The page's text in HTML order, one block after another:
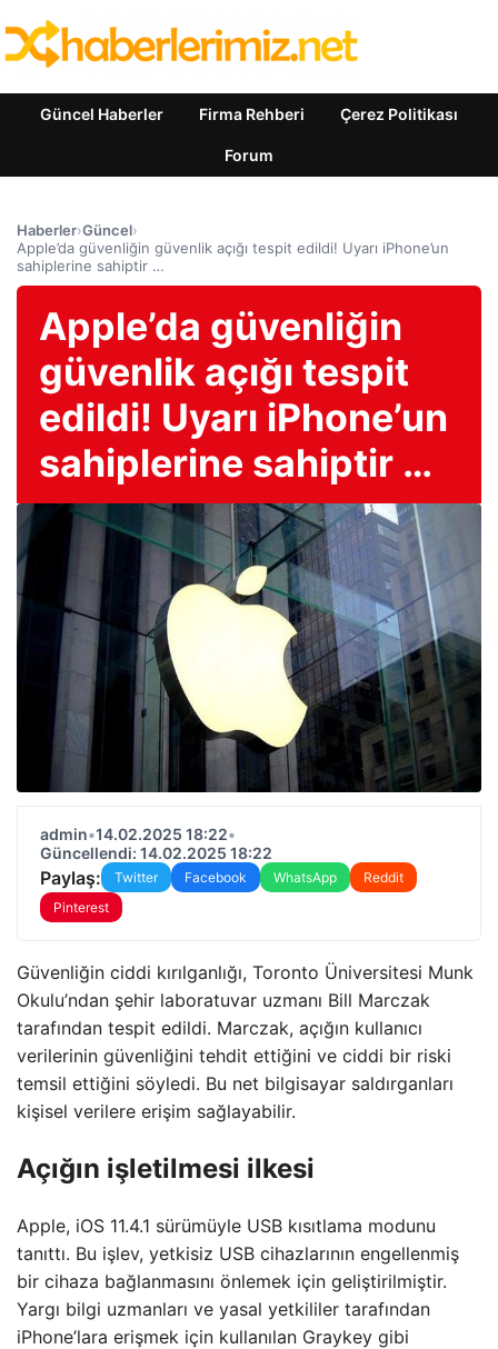
Güncel Haberler Firma Rehberi Çerez Politikası
Forum
Haberler›Güncel›
Apple’da güvenliğin güvenlik açığı tespit edildi! Uyarı iPhone’un
sahiplerine sahiptir …
Apple’da güvenliğin
güvenlik açığı tespit
edildi! Uyarı iPhone’un
sahiplerine sahiptir …
admin•14.02.2025 18:22•
Güncellendi: 14.02.2025 18:22
Paylaş: Twitter Facebook WhatsApp
Reddit
Pinterest
Güvenliğin ciddi kırılganlığı, Toronto Üniversitesi Munk
Okulu’ndan şehir laboratuvar uzmanı Bill Marczak
tarafından tespit edildi. Marczak, açığın kullanıcı
verilerinin güvenliğini tehdit ettiğini ve ciddi bir riski
temsil ettiğini söyledi. Bu net bilgisayar saldırganları
kişisel verilere erişim sağlayabilir.
Açığın işletilmesi ilkesi
Apple, iOS 11.4.1 sürümüyle USB kısıtlama modunu
tanıttı. Bu işlev, yetkisiz USB cihazlarının engellenmiş
bir cihaza bağlanmasını önlemek için geliştirilmiştir.
Yargı bilgi uzmanları ve yasal yetkililer tarafından
iPhone’lara erişmek için kullanılan Graykey gibi